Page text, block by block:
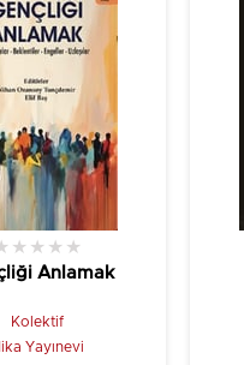
Anlamak
★ ★ ★ ★
Kolektif
Yayınevi